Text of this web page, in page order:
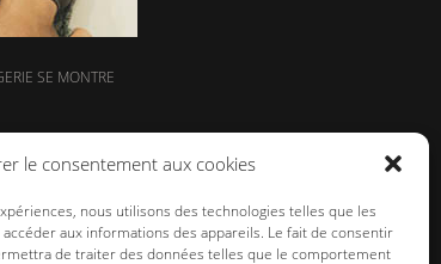
le consentement aux cookies
nous utilisons des technologies telles que les
aux informations des appareils. Le fait de consentir
de traiter des données telles que le comportement
SE MONTRE